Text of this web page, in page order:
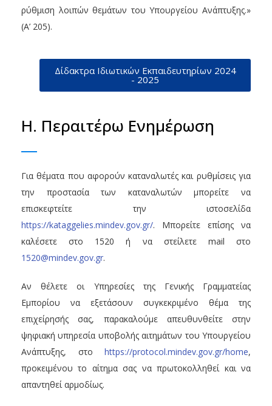
ρύθμιση λοιπών θεμάτων του Υπουργείου Ανάπτυξης.»
(Α’ 205).
Δίδακτρα Ιδιωτικών Εκπαιδευτηρίων 2024
- 2025
Η. Περαιτέρω Ενημέρωση
Για θέματα που αφορούν καταναλωτές και ρυθμίσεις για
την προστασία των καταναλωτών μπορείτε να
επισκεφτείτε την ιστοσελίδα
https://kataggelies.mindev.gov.gr/. Μπορείτε επίσης να
καλέσετε στο 1520 ή να στείλετε mail στο
1520@mindev.gov.gr.
Αν θέλετε οι Υπηρεσίες της Γενικής Γραμματείας
Εμπορίου να εξετάσουν συγκεκριμένο θέμα της
επιχείρησής σας, παρακαλούμε απευθυνθείτε στην
ψηφιακή υπηρεσία υποβολής αιτημάτων του Υπουργείου
Ανάπτυξης, στο https://protocol.mindev.gov.gr/home,
προκειμένου το αίτημα σας να πρωτοκολληθεί και να
απαντηθεί αρμοδίως.